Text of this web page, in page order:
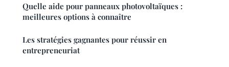
Quelle aide pour panneaux photovoltaïques :
meilleures options à connaître
Les stratégies gagnantes pour réussir en
entrepreneuriat